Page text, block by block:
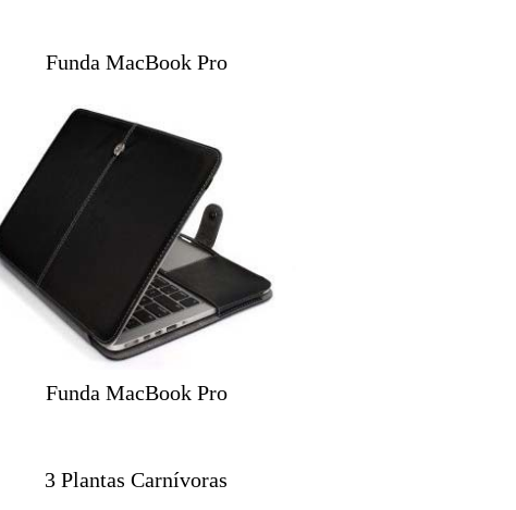
Funda MacBook Pro
Funda MacBook Pro
3 Plantas Carnívoras